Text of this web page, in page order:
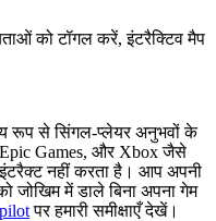
को टॉगल करें, इंटरैक्टिव मैप
रूप से सिंगल-प्लेयर अनुभवों के
Epic Games, और Xbox जैसे
नहीं करता है। आप अपनी
जोखिम में डाले बिना अपना गेम
पर हमारी समीक्षाएँ देखें।